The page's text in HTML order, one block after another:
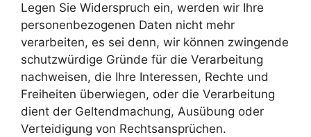
Legen Sie Widerspruch ein, werden wir Ihre
personenbezogenen Daten nicht mehr
verarbeiten, es sei denn, wir können zwingende
schutzwürdige Gründe für die Verarbeitung
nachweisen, die Ihre Interessen, Rechte und
Freiheiten überwiegen, oder die Verarbeitung
dient der Geltendmachung, Ausübung oder
Verteidigung von Rechtsansprüchen.